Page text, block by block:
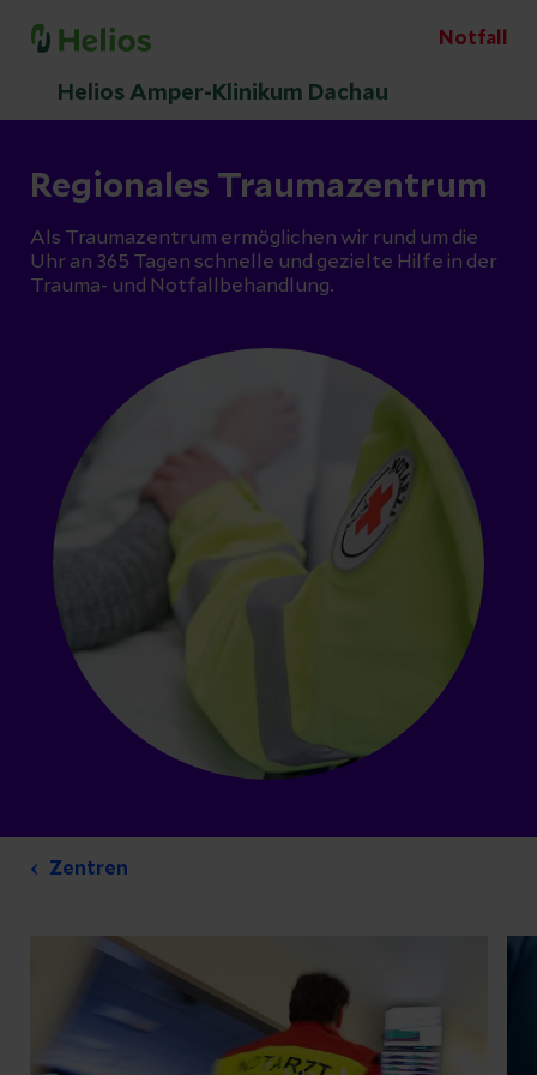
Notfall
Helios Amper-Klinikum Dachau
Regionales Traumazentrum
Als Traumazentrum ermöglichen wir rund um die
Uhr an 365 Tagen schnelle und gezielte Hilfe in der
Trauma- und Notfallbehandlung.
Zentren